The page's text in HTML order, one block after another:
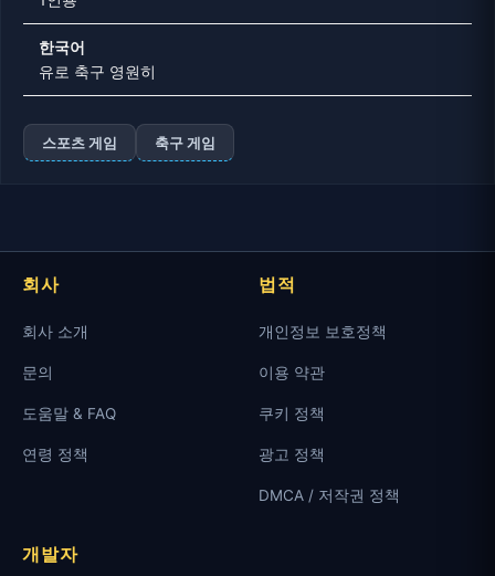
한국어
유로 축구 영원히
스포츠 게임 축구 게임
회사
회사 소개
문의
도움말 & FAQ
연령 정책
법적
개인정보 보호정책
이용 약관
쿠키 정책
광고 정책
DMCA / 저작권 정책
개발자